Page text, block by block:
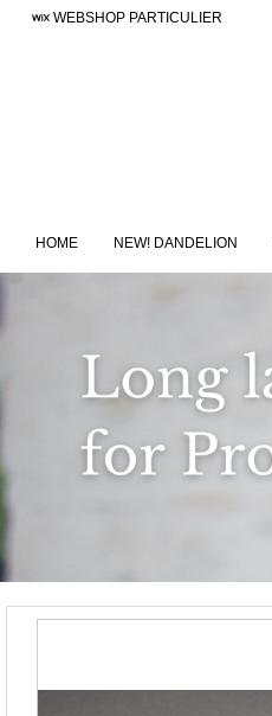
WEBSHOP PARTICULIER
HOME NEW! DANDELION